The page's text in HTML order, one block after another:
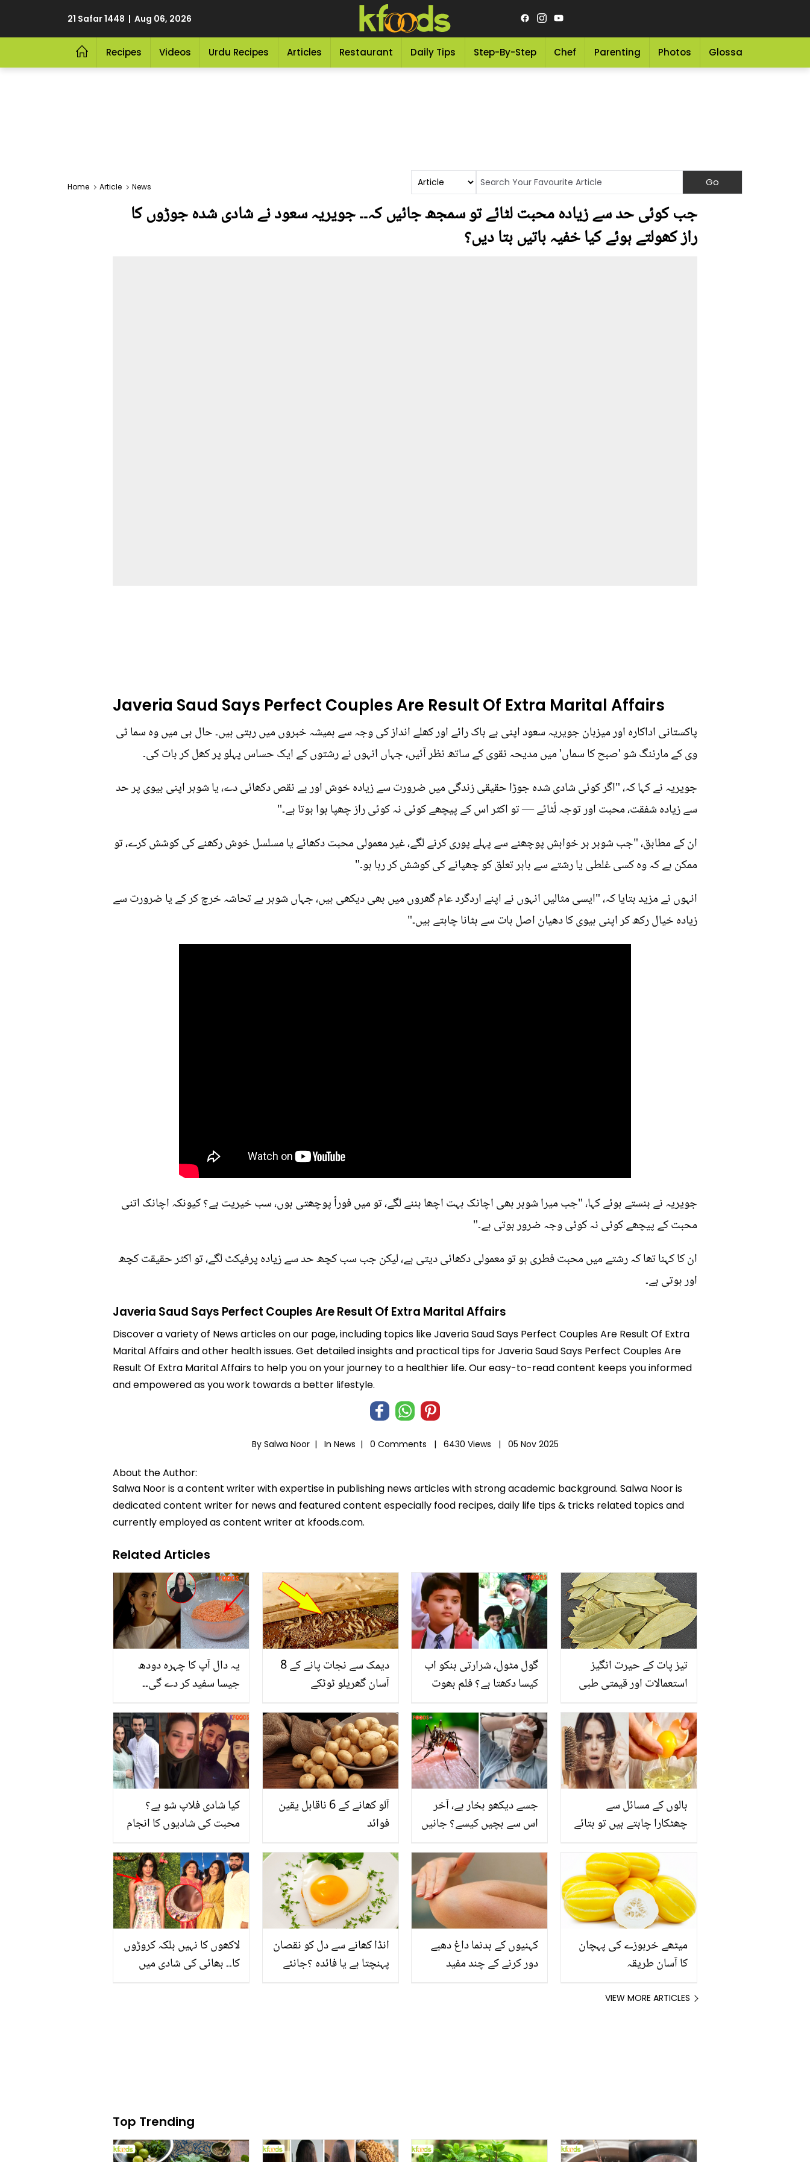
21 Safar 1448 | Aug 06, 2026
Recipes Videos Urdu Recipes Articles Restaurant Daily Tips Step-By-Step Chef Parenting Photos Glossary
Home Article News
جب کوئی حد سے زیادہ محبت لٹائے تو سمجھ جائیں کہ۔۔ جویریہ سعود نے شادی شدہ جوڑوں کا
راز کھولتے ہوئے کیا خفیہ باتیں بتا دیں؟
Javeria Saud Says Perfect Couples Are Result Of Extra Marital Affairs
پاکستانی اداکارہ اور میزبان جویریہ سعود اپنی بے باک رائے اور کھلے انداز کی وجہ سے ہمیشہ خبروں میں رہتی ہیں۔ حال ہی میں وہ سما ٹی
وی کے مارننگ شو 'صبح کا سماں' میں مدیحہ نقوی کے ساتھ نظر آئیں، جہاں انہوں نے رشتوں کے ایک حساس پہلو پر کھل کر بات کی۔
جویریہ نے کہا کہ، "اگر کوئی شادی شدہ جوڑا حقیقی زندگی میں ضرورت سے زیادہ خوش اور بے نقص دکھائی دے، یا شوہر اپنی بیوی پر حد
سے زیادہ شفقت، محبت اور توجہ لُٹائے — تو اکثر اس کے پیچھے کوئی نہ کوئی راز چھپا ہوا ہوتا ہے۔"
ان کے مطابق، "جب شوہر ہر خواہش پوچھنے سے پہلے پوری کرنے لگے، غیر معمولی محبت دکھائے یا مسلسل خوش رکھنے کی کوشش کرے، تو
ممکن ہے کہ وہ کسی غلطی یا رشتے سے باہر تعلق کو چھپانے کی کوشش کر رہا ہو۔"
انہوں نے مزید بتایا کہ، "ایسی مثالیں انہوں نے اپنے اردگرد عام گھروں میں بھی دیکھی ہیں، جہاں شوہر بے تحاشہ خرچ کر کے یا ضرورت سے
زیادہ خیال رکھ کر اپنی بیوی کا دھیان اصل بات سے ہٹانا چاہتے ہیں۔"
جویریہ نے ہنستے ہوئے کہا، "جب میرا شوہر بھی اچانک بہت اچھا بننے لگے، تو میں فوراً پوچھتی ہوں، سب خیریت ہے؟ کیونکہ اچانک اتنی
محبت کے پیچھے کوئی نہ کوئی وجہ ضرور ہوتی ہے۔"
ان کا کہنا تھا کہ رشتے میں محبت فطری ہو تو معمولی دکھائی دیتی ہے، لیکن جب سب کچھ حد سے زیادہ پرفیکٹ لگے، تو اکثر حقیقت کچھ
اور ہوتی ہے۔
Javeria Saud Says Perfect Couples Are Result Of Extra Marital Affairs
Discover a variety of News articles on our page, including topics like Javeria Saud Says Perfect Couples Are Result Of Extra
Marital Affairs and other health issues. Get detailed insights and practical tips for Javeria Saud Says Perfect Couples Are
Result Of Extra Marital Affairs to help you on your journey to a healthier life. Our easy-to-read content keeps you informed
and empowered as you work towards a better lifestyle.
By Salwa Noor | In News | 0 Comments | 6430 Views | 05 Nov 2025
About the Author:
Salwa Noor is a content writer with expertise in publishing news articles with strong academic background. Salwa Noor is
dedicated content writer for news and featured content especially food recipes, daily life tips & tricks related topics and
currently employed as content writer at kfoods.com.
Related Articles
یہ دال آپ کا چہرہ دودھ
جیسا سفید کر دے گی۔۔
سیاہ پڑتی رنگت کو نکھارنے
کے کون سے 3 ٹوٹکے
بتادیے؟
دیمک سے نجات پانے کے 8
آسان گھریلو ٹوٹکے
گول مٹول، شرارتی بنکو اب
کیسا دکھتا ہے؟ فلم بھوت
تصاویر نے سب کو حیران
کردیا
تیز پات کے حیرت انگیز
استعمالات اور قیمتی طبی
کیا شادی فلاپ شو ہے؟
محبت کی شادیوں کا انجام
چبھتا ہوا سوال کرڈالا
آلو کھانے کے 6 ناقابل یقین
فوائد
جسے دیکھو بخار ہے، آخر
اس سے بچیں کیسے؟ جانیں
گھریلو علاج اور اس سے
بچنے کے طریقے
بالوں کے مسائل سے
چھٹکارا چاہتے ہیں تو بتائے
استعمال کریں اور پائیں
حیرت انگیز نتائج
لاکھوں کا نہیں بلکہ کروڑوں
کا۔۔ بھائی کی شادی میں
انڈا کھانے سے دل کو نقصان
پہنچتا ہے یا فائدہ ؟جانئے
کہنیوں کے بدنما داغ دھبے
دور کرنے کے چند مفید
میٹھے خربوزے کی پہچان
کا آسان طریقہ
VIEW MORE ARTICLES
Top Trending